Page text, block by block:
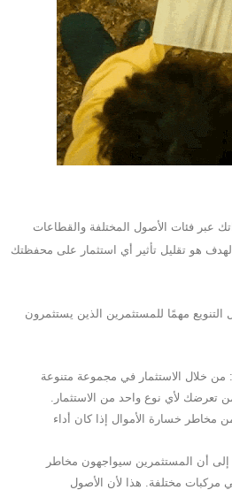
عبر فئات الأصول المختلفة والقطاعات
هو تقليل تأثير أي استثمار على محفظتك
مهمًا للمستثمرين الذين يستثمرون
خلال الاستثمار في مجموعة متنوعة
تعرضك لأي نوع واحد من الاستثمار.
مخاطر خسارة الأموال إذا كان أداء
إلى أن المستثمرين سيواجهون مخاطر
مركبات مختلفة. هذا لأن الأصول